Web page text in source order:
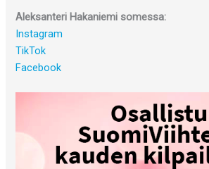
Aleksanteri Hakaniemi somessa:
Instagram
TikTok
Facebook